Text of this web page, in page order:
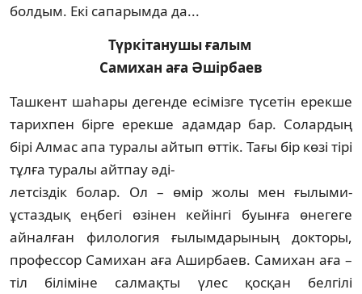
болдым. Екі сапарымда да...
Түркітанушы ғалым
Самихан аға Әшірбаев
Ташкент шаһары дегенде есімізге түсетін ерекше
тарихпен бірге ерекше адамдар бар. Солардың
бірі Алмас апа туралы айтып өттік. Тағы бір көзі тірі
тұлға туралы айтпау әді-
л­етсіздік болар. Ол – өмір жолы мен ғылыми-
ұстаздық еңбегі өзінен кейінгі буынға өнегеге
айнал­ған филология ғылымдарының док­торы,
профессор Самихан аға Аширбаев. Сами­хан аға –
тіл біліміне салмақты үлес қос­қан белгілі